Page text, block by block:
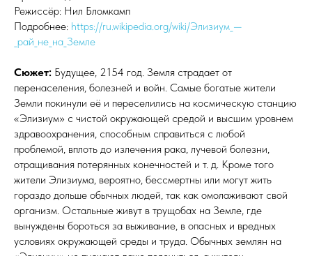
Режиссёр: Нил Бломкамп
Подробнее: https://ru.wikipedia.org/wiki/Элизиум_—
_рай_не_на_Земле
Сюжет: Будущее, 2154 год. Земля страдает от
перенаселения, болезней и войн. Самые богатые жители
Земли покинули её и переселились на космическую станцию
«Элизиум» с чистой окружающей средой и высшим уровнем
здравоохранения, способным справиться с любой
проблемой, вплоть до излечения рака, лучевой болезни,
отращивания потерянных конечностей и т. д. Кроме того
жители Элизиума, вероятно, бессмертны или могут жить
гораздо дольше обычных людей, так как омолаживают свой
организм. Остальные живут в трущобах на Земле, где
вынуждены бороться за выживание, в опасных и вредных
условиях окружающей среды и труда. Обычных землян на